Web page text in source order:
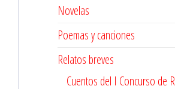
Novelas
Poemas y canciones
Relatos breves
Cuentos del I Concurso de